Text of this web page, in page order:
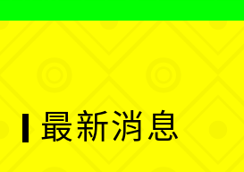
最新消息